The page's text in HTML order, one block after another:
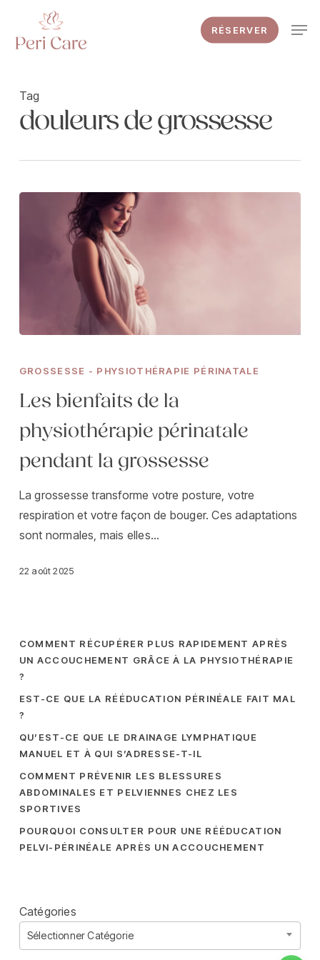
main
RÉSERVER
Tag
douleurs de grossesse
bienfaits
la
physiothérapie
périnatale
pendant
grossesse
GROSSESSE - PHYSIOTHÉRAPIE PÉRINATALE
Les bienfaits de la
physiothérapie périnatale
pendant la grossesse
La grossesse transforme votre posture, votre
respiration et votre façon de bouger. Ces adaptations
sont normales, mais elles…
22 août 2025
COMMENT RÉCUPÉRER PLUS RAPIDEMENT APRÈS
UN ACCOUCHEMENT GRÂCE À LA PHYSIOTHÉRAPIE
?
EST-CE QUE LA RÉÉDUCATION PÉRINÉALE FAIT MAL
?
QU’EST-CE QUE LE DRAINAGE LYMPHATIQUE
MANUEL ET À QUI S’ADRESSE-T-IL
COMMENT PRÉVENIR LES BLESSURES
ABDOMINALES ET PELVIENNES CHEZ LES
SPORTIVES
POURQUOI CONSULTER POUR UNE RÉÉDUCATION
PELVI-PÉRINÉALE APRÈS UN ACCOUCHEMENT
Catégories
Sélectionner Catégorie